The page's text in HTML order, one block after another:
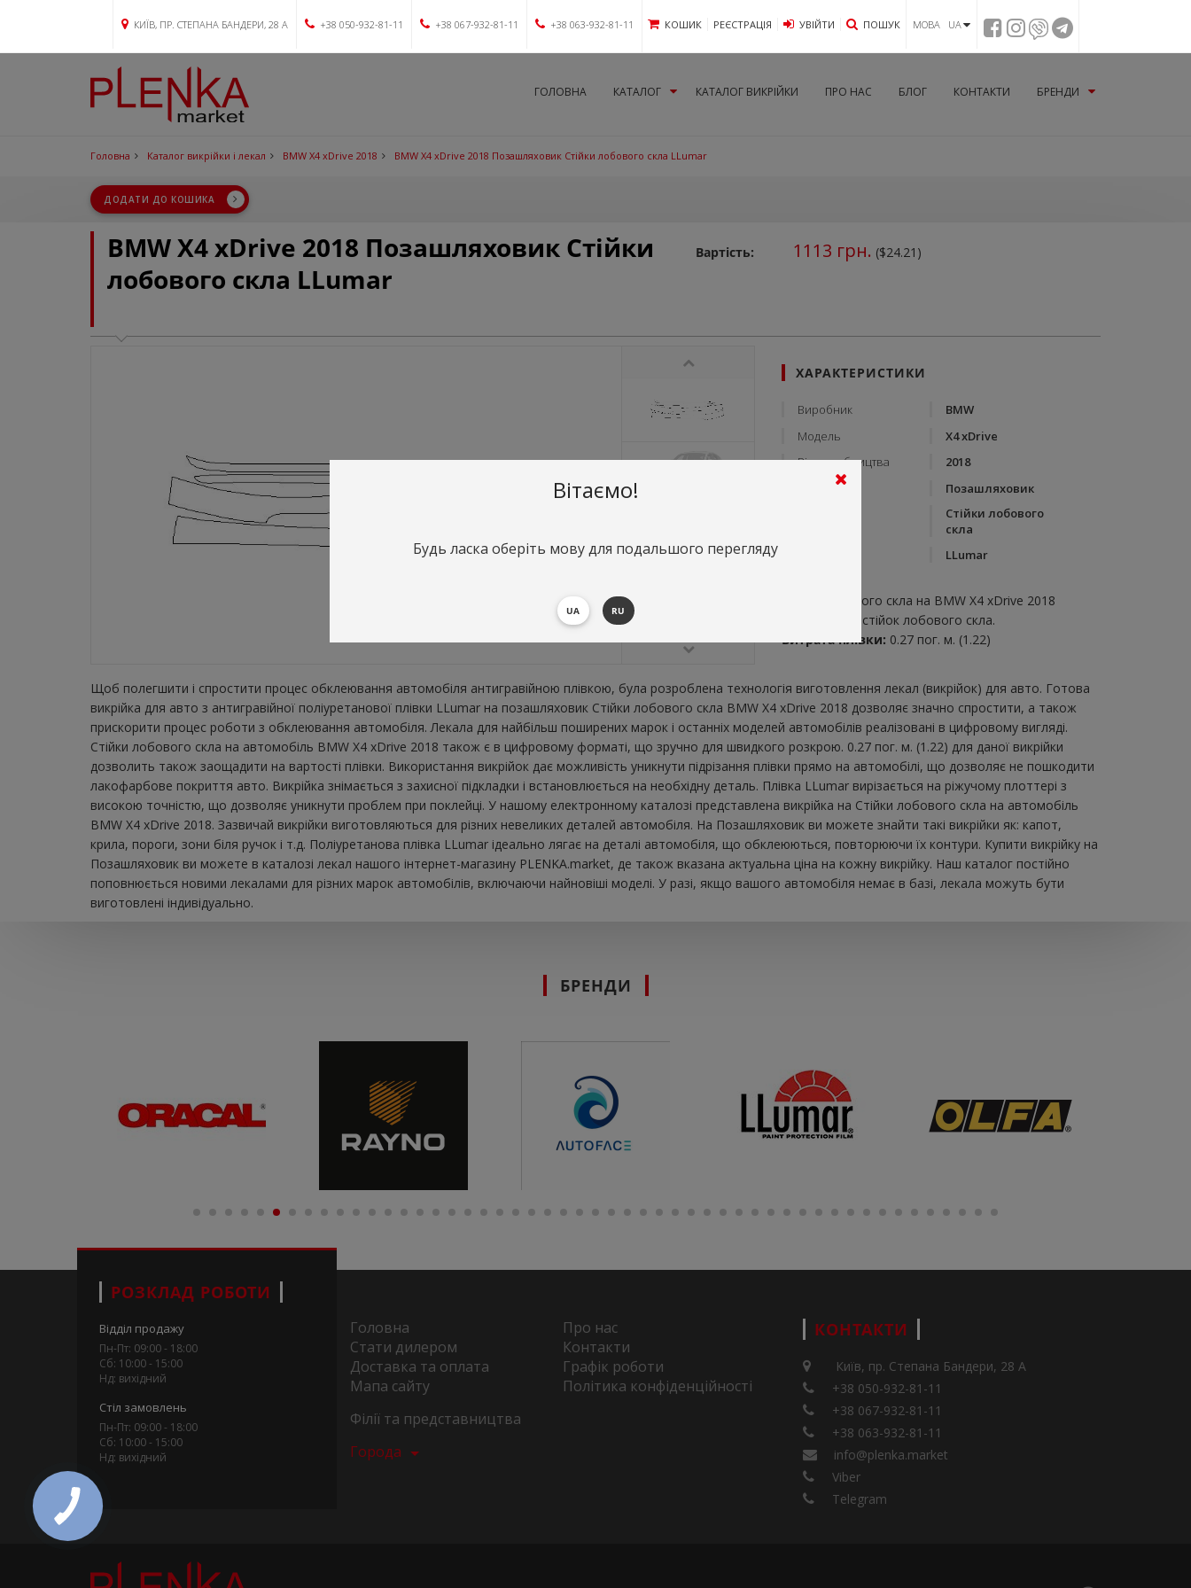
КИЇВ, ПР. СТЕПАНА БАНДЕРИ, 28 А +38 050-932-81-11 +38 067-932-81-11 +38 063-932-81-11 КОШИК РЕЄСТРАЦІЯ УВIЙТИ ПОШУК МОВА UA
ГОЛОВНА КАТАЛОГ КАТАЛОГ ВИКРІЙКИ ПРО НАС БЛОГ КОНТАКТИ БРЕНДИ
Головна Каталог викрійки і лекал BMW X4 xDrive 2018 BMW X4 xDrive 2018 Позашляховик Стійки лобового скла LLumar
ДОДАТИ ДО КОШИКА
BMW X4 xDrive 2018 Позашляховик Стійки
лобового скла LLumar
Вартість: 1113 грн. ($24.21)
ХАРАКТЕРИСТИКИ
Виробник
BMW
Модель
X4 xDrive
Рік виробництва
2018
Тип кузову
Позашляховик
Стійки лобового
скла
LLumar
Стійки лобового скла на BMW X4 xDrive 2018
Викрійка для стійок лобового скла.
Витрата плівки: 0.27 пог. м. (1.22)
Щоб полегшити і спростити процес обклеювання автомобіля антигравійною плівкою, була розроблена технологія виготовлення лекал (викрійок) для авто. Готова
викрійка для авто з антигравійної поліуретанової плівки LLumar на позашляховик Стійки лобового скла BMW X4 xDrive 2018 дозволяє значно спростити, а також
прискорити процес роботи з обклеювання автомобіля. Лекала для найбільш поширених марок і останніх моделей автомобілів реалізовані в цифровому вигляді.
Стійки лобового скла на автомобіль BMW X4 xDrive 2018 також є в цифровому форматі, що зручно для швидкого розкрою. 0.27 пог. м. (1.22) для даної викрійки
дозволить також заощадити на вартості плівки. Використання викрійок дає можливість уникнути підрізання плівки прямо на автомобілі, що дозволяє не пошкодити
лакофарбове покриття авто. Викрійка знімається з захисної підкладки і встановлюється на необхідну деталь. Плівка LLumar вирізається на ріжучому плоттері з
високою точністю, що дозволяє уникнути проблем при поклейці. У нашому електронному каталозі представлена ​​викрійка на Стійки лобового скла на автомобіль
BMW X4 xDrive 2018. Зазвичай викрійки виготовляються для різних невеликих деталей автомобіля. На Позашляховик ви можете знайти такі викрійки як: капот,
крила, пороги, зони біля ручок і т.д. Поліуретанова плівка LLumar ідеально лягає на деталі автомобіля, що обклеюються, повторюючи їх контури. Купити викрійку на
Позашляховик ви можете в каталозі лекал нашого інтернет-магазину PLENKA.market, де також вказана актуальна ціна на кожну викрійку. Наш каталог постійно
поповнюється новими лекалами для різних марок автомобілів, включаючи найновіші моделі. У разі, якщо вашого автомобіля немає в базі, лекала можуть бути
виготовлені індивідуально.
БРЕНДИ
РОЗКЛАД РОБОТИ
Відділ продажу
Пн-Пт: 09:00 - 18:00
Сб: 10:00 - 15:00
Нд: вихідний
Стіл замовлень
Пн-Пт: 09:00 - 18:00
Сб: 10:00 - 15:00
Нд: вихідний
Головна
Про нас
Стати дилером
Контакти
Доставка та оплата
Графік роботи
Мапа сайту
Політика конфіденційності
Філії та представництва
Города
КОНТАКТИ
Київ, пр. Степана Бандери, 28 А
+38 050-932-81-11
+38 067-932-81-11
+38 063-932-81-11
info@plenka.market
Viber
Telegram
Вітаємо!
Будь ласка оберіть мову для подальшого перегляду
UA RU